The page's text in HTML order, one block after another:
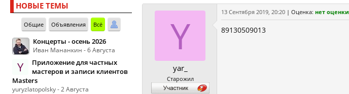
НОВЫЕ ТЕМЫ
Общие Объявления Всё
Концерты - осень 2026
Иван Мананкин - 6 Августа
Y
Приложение для частных
мастеров и записи клиентов
Masters
yuryzlatopolsky - 2 Августа
Y
yar_
Старожил
13 Сентября 2019, 20:20 | Оценка: нет оценки
89130509013